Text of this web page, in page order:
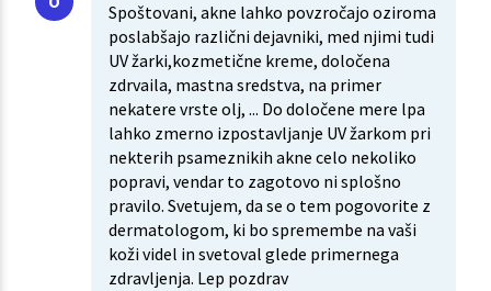
Spoštovani, akne lahko povzročajo oziroma
poslabšajo različni dejavniki, med njimi tudi
UV žarki,kozmetične kreme, določena
zdrvaila, mastna sredstva, na primer
nekatere vrste olj, ... Do določene mere lpa
lahko zmerno izpostavljanje UV žarkom pri
nekterih psameznikih akne celo nekoliko
popravi, vendar to zagotovo ni splošno
pravilo. Svetujem, da se o tem pogovorite z
dermatologom, ki bo spremembe na vaši
koži videl in svetoval glede primernega
zdravljenja. Lep pozdrav